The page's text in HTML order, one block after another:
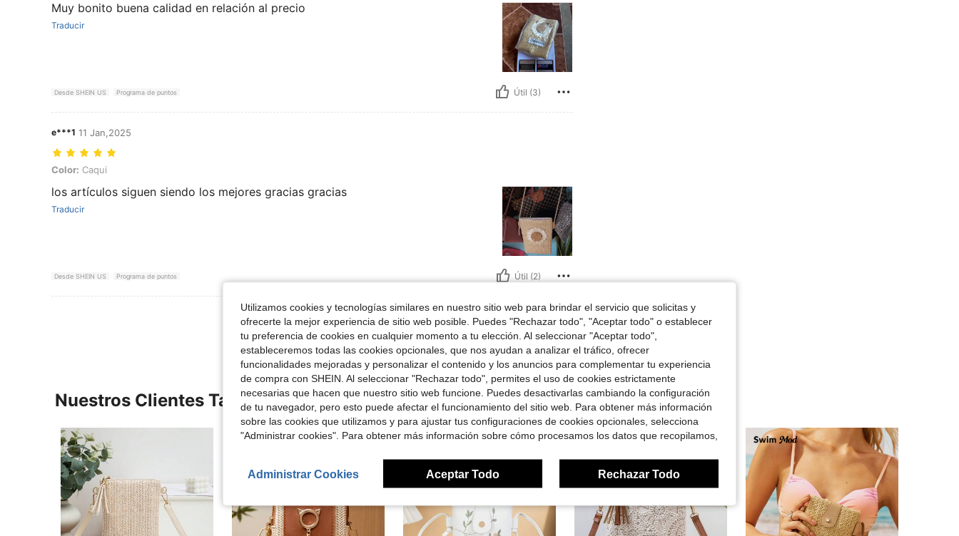
Muy bonito buena calidad en relación al precio
Traducir
Desde SHEIN US Programa de puntos Útil (3)
e***1 11 Jan,2025
Color: Caqui
Color: Caqui
los artículos siguen siendo los mejores gracias gracias
Traducir
Desde SHEIN US Programa de puntos Útil (2)
Ver Más Reseñas
Nuestros Clientes También Vieron
Utilizamos cookies y tecnologías similares en nuestro sitio web para brindar el servicio que solicitas y
ofrecerte la mejor experiencia de sitio web posible. Puedes "Rechazar todo", "Aceptar todo" o establecer
tu preferencia de cookies en cualquier momento a tu elección. Al seleccionar "Aceptar todo",
estableceremos todas las cookies opcionales, que nos ayudan a analizar el tráfico, ofrecer
funcionalidades mejoradas y personalizar el contenido y los anuncios para complementar tu experiencia
de compra con SHEIN. Al seleccionar "Rechazar todo", permites el uso de cookies estrictamente
necesarias que hacen que nuestro sitio web funcione. Puedes desactivarlas cambiando la configuración
de tu navegador, pero esto puede afectar el funcionamiento del sitio web. Para obtener más información
sobre las cookies que utilizamos y para ajustar tus configuraciones de cookies opcionales, selecciona
"Administrar cookies". Para obtener más información sobre cómo procesamos los datos que recopilamos,
Administrar Cookies Aceptar Todo Rechazar Todo